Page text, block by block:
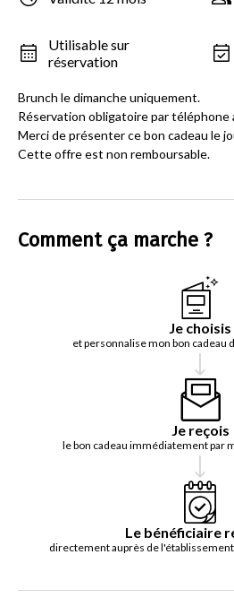
Utilisable sur
réservation
Brunch le dimanche uniquement.
Réservation obligatoire par téléphone
Merci de présenter ce bon cadeau le
Cette offre est non remboursable.
Comment ça marche ?
Je choisis
et personnalise mon bon cadeau
Je reçois
le bon cadeau immédiatement par
Le bénéficiaire
directement auprès de